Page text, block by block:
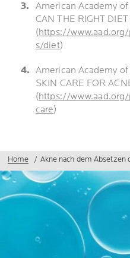
American Academy
CAN THE RIGHT
(https://
s/diet)
American Academy
SKIN CARE FOR
(https://
care)
Home Akne nach dem Absetzen